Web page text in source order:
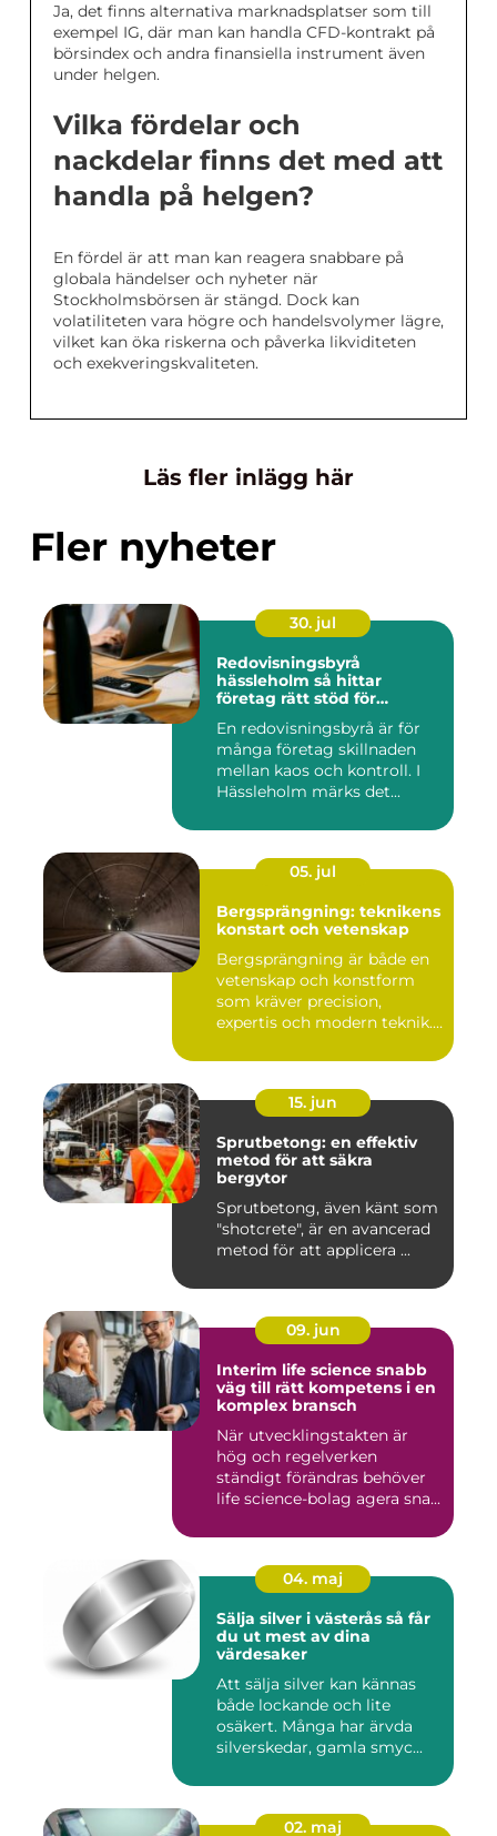
Ja, det finns alternativa marknadsplatser som till
exempel IG, där man kan handla CFD-kontrakt på
börsindex och andra finansiella instrument även
under helgen.
Vilka fördelar och
nackdelar finns det med att
handla på helgen?
En fördel är att man kan reagera snabbare på
globala händelser och nyheter när
Stockholmsbörsen är stängd. Dock kan
volatiliteten vara högre och handelsvolymer lägre,
vilket kan öka riskerna och påverka likviditeten
och exekveringskvaliteten.
Läs fler inlägg här
Fler nyheter
30. jul
Redovisningsbyrå
hässleholm så hittar
företag rätt stöd för
En redovisningsbyrå är för
många företag skillnaden
mellan kaos och kontroll. I
Hässleholm märks det...
05. jul
Bergsprängning: teknikens
konstart och vetenskap
Bergsprängning är både en
vetenskap och konstform
som kräver precision,
expertis och modern teknik.
15. jun
Sprutbetong: en effektiv
metod för att säkra
bergytor
Sprutbetong, även känt som
"shotcrete", är en avancerad
metod för att applicera ...
09. jun
Interim life science snabb
väg till rätt kompetens i en
komplex bransch
När utvecklingstakten är
hög och regelverken
ständigt förändras behöver
life science-bolag agera sna...
04. maj
Sälja silver i västerås så får
du ut mest av dina
värdesaker
Att sälja silver kan kännas
både lockande och lite
osäkert. Många har ärvda
silverskedar, gamla smyc...
02. maj